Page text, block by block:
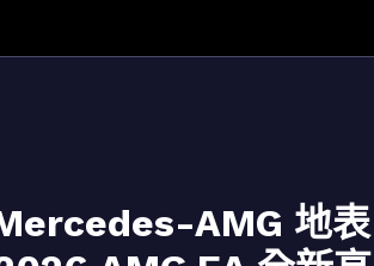
AMG 地表